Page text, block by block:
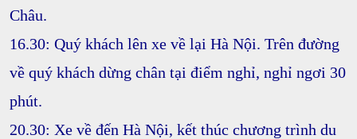
Châu.
16.30: Quý khách lên xe về lại Hà Nội. Trên đường
về quý khách dừng chân tại điểm nghỉ, nghỉ ngơi 30
phút.
20.30: Xe về đến Hà Nội, kết thúc chương trình du